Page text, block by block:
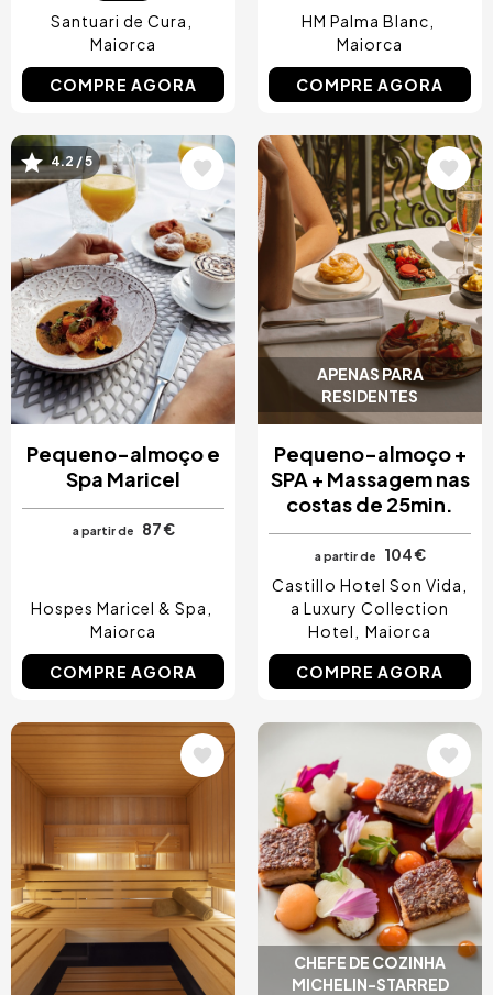
Santuari de Cura
Maiorca
COMPRE AGORA
HM Palma Blanc
Maiorca
COMPRE AGORA
Imagem
4.2 / 5
Pequeno-almoço e
Spa Maricel
a partir de 87 €
Hospes Maricel & Spa
Maiorca
COMPRE AGORA
APENAS PARA
RESIDENTES
Imagem
Pequeno-almoço +
SPA + Massagem nas
costas de 25min.
a partir de
104 €
Castillo Hotel Son Vida,
a Luxury Collection
Hotel
Maiorca
COMPRE AGORA
Imagem
CHEFE DE COZINHA
MICHELIN-STARRED
Imagem